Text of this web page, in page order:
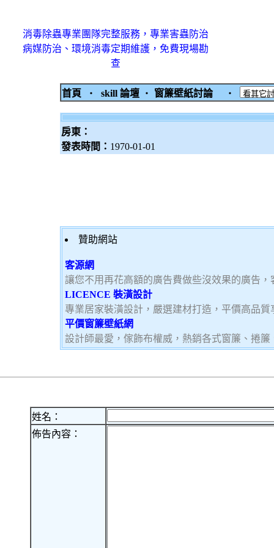
消毒除蟲專業團隊完整服務，專業害蟲防治
病媒防治、環境消毒定期維護，免費現場勘
查
首頁 ‧ skill 論壇 ‧ 窗簾壁紙討論 ‧
房東：
發表時間： 1970-01-01
贊助網站
客源網
讓您不用再花高額的廣告費做些沒效果的廣告
LICENCE 裝潢設計
專業居家裝潢設計，嚴選建材打造，平價高品
平價窗簾壁紙網
設計師最愛，傢飾布權威，熱銷各式窗簾、捲
姓名：
佈告內容：